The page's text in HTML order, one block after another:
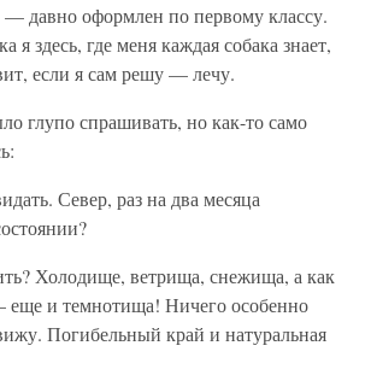
давно оформлен по первому классу.
я здесь, где меня каждая собака знает,
если я сам решу — лечу.
глупо спрашивать, но как-то само
Север, раз на два месяца
Холодище, ветрища, снежища, а как
еще и темнотища! Ничего особенно
Погибельный край и натуральная